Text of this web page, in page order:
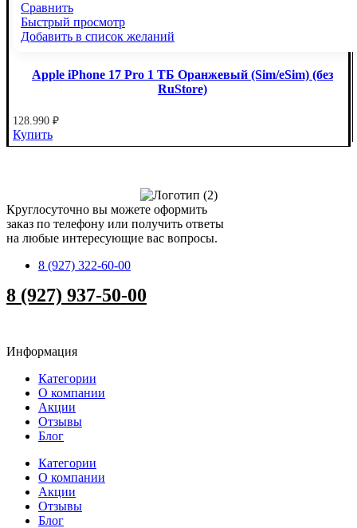
Сравнить
Быстрый просмотр
Добавить в список желаний
Apple iPhone 17 Pro 1 ТБ Оранжевый (Sim/eSim) (без
RuStore)
128.990 ₽
Купить
Круглосуточно вы можете оформить
заказ по телефону или получить ответы
на любые интересующие вас вопросы.
8 (927) 322-60-00
8 (927) 937-50-00
Информация
Категории
О компании
Акции
Отзывы
Блог
Категории
О компании
Акции
Отзывы
Блог